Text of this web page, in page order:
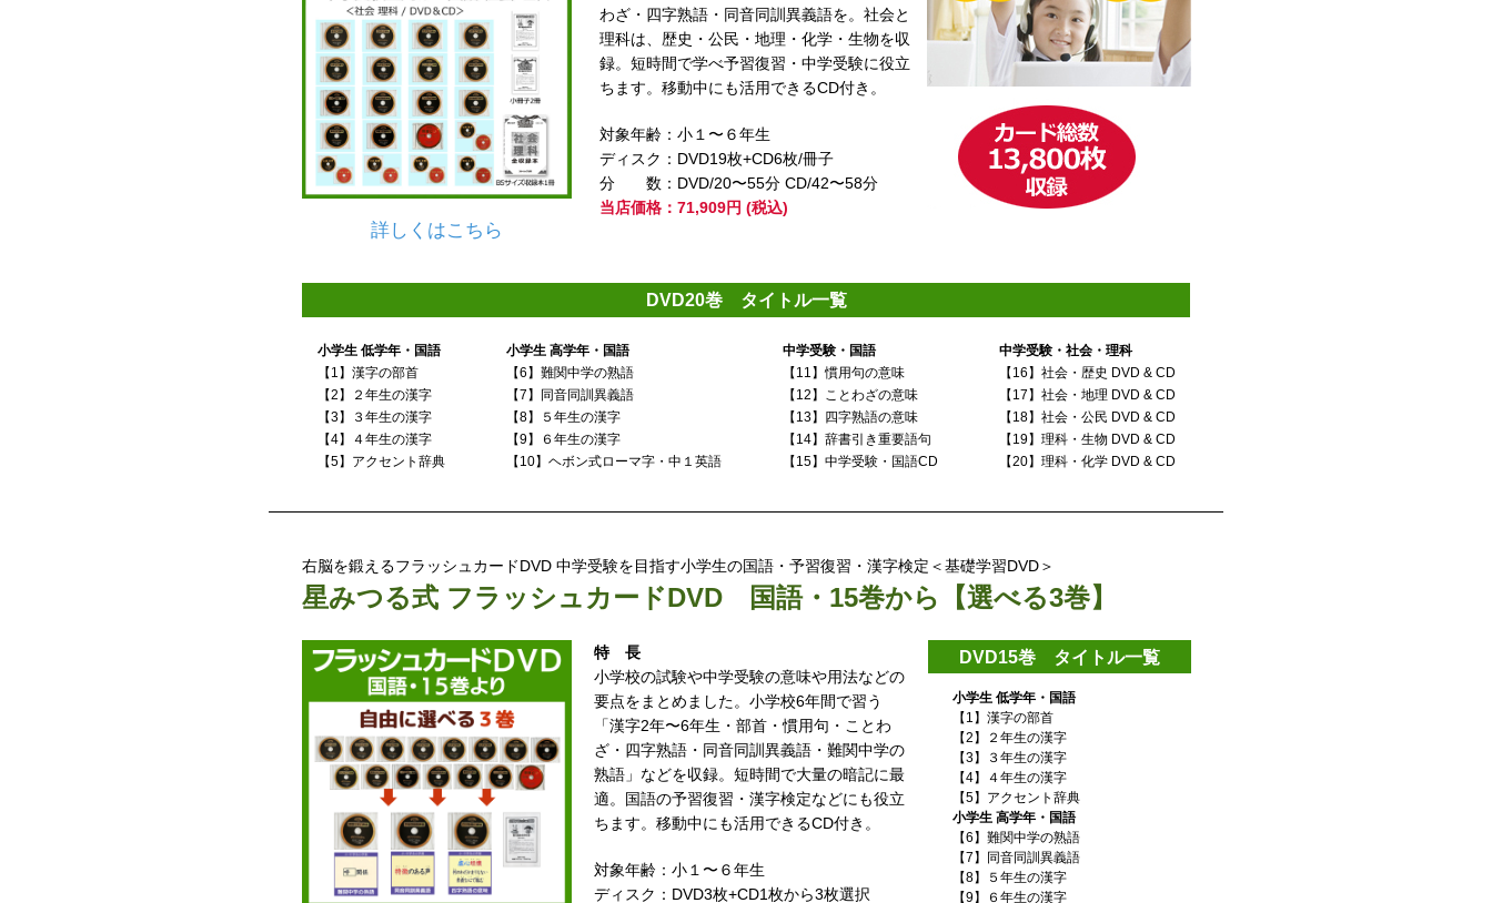
詳しくはこちら
わざ・四字熟語・同音同訓異義語を。社会と
理科は、歴史・公民・地理・化学・生物を収
録。短時間で学べ予習復習・中学受験に役立
ちます。移動中にも活用できるCD付き。
対象年齢：小１〜６年生
ディスク：DVD19枚+CD6枚/冊子
分 数：DVD/20〜55分 CD/42〜58分
当店価格：71,909円 (税込)
DVD20巻 タイトル一覧
小学生 低学年・国語
【1】漢字の部首
【2】２年生の漢字
【3】３年生の漢字
【4】４年生の漢字
【5】アクセント辞典
小学生 高学年・国語
【6】難関中学の熟語
【7】同音同訓異義語
【8】５年生の漢字
【9】６年生の漢字
【10】ヘボン式ローマ字・ 中１英語
中学受験・国語
【11】慣用句の意味
【12】ことわざの意味
【13】四字熟語の意味
【14】辞書引き重要語句
【15】中学受験・国語CD
中学受験・社会・理科
【16】社会・歴史 DVD & CD
【17】社会・地理 DVD & CD
【18】社会・公民 DVD & CD
【19】理科・生物 DVD & CD
【20】理科・化学 DVD & CD
右脳を鍛えるフラッシュカードDVD 中学受験を目指す小学生の国語・予習復習・漢字検定＜基礎学習DVD＞
星みつる式 フラッシュカードDVD 国語・15巻から【選べる3巻】
特長
小学校の試験や中学受験の意味や用法などの
要点をまとめました。小学校6年間で習う
「漢字2年〜6年生・部首・慣用句・ことわ
ざ・四字熟語・同音同訓異義語・難関中学の
熟語」などを収録。短時間で大量の暗記に最
適。国語の予習復習・漢字検定などにも役立
ちます。移動中にも活用できるCD付き。
対象年齢：小１〜６年生
ディスク：DVD3枚+CD1枚から3枚選択
DVD15巻 タイトル一覧
小学生 低学年・国語
【1】漢字の部首
【2】２年生の漢字
【3】３年生の漢字
【4】４年生の漢字
【5】アクセント辞典
小学生 高学年・国語
【6】難関中学の熟語
【7】同音同訓異義語
【8】５年生の漢字
【9】６年生の漢字